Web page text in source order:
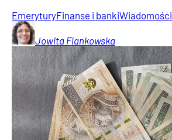
EmeryturyFinanse i bankiWiadomości
Jowita Flankowska